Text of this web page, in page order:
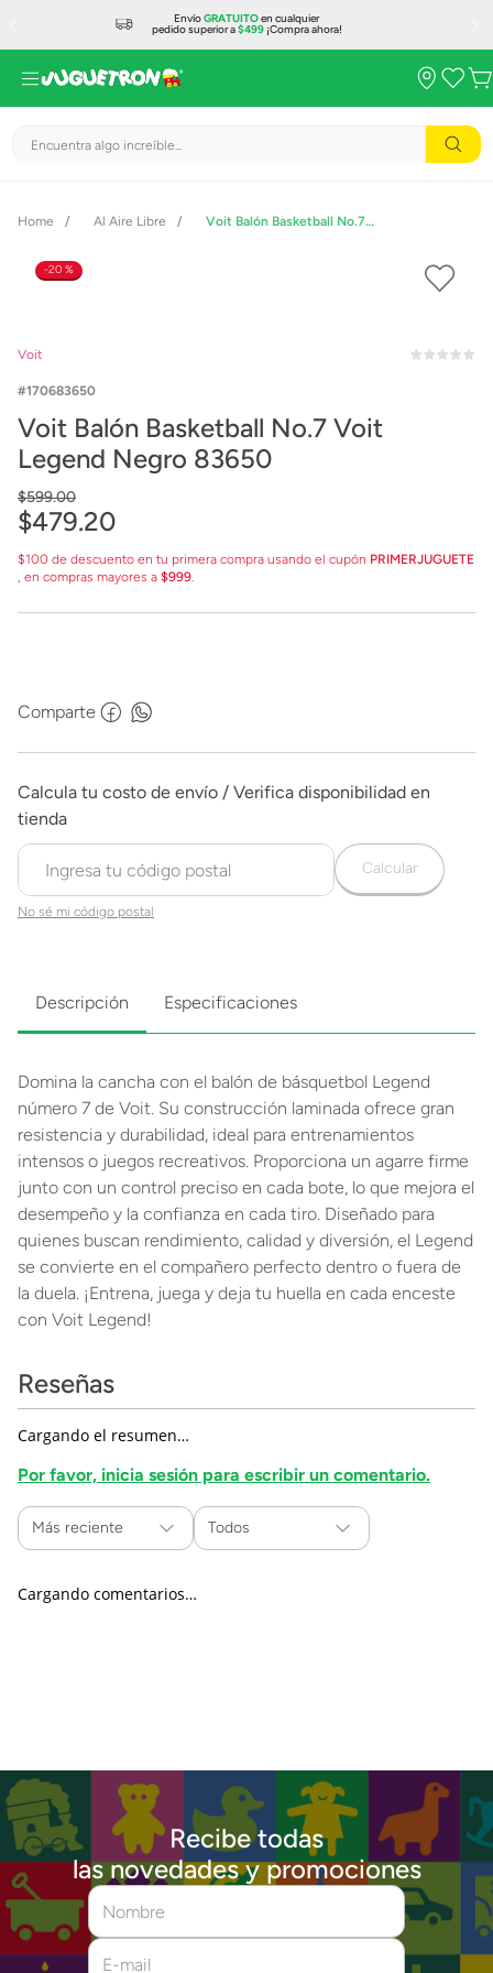
EnvíoGRATUITOen cualquier
pedido superior a$499¡Compra ahora!
Encuentra algo increíble...
Al Aire Libre Voit Balón Basketball No.7 Voit Legend Negro 83650
20 %
Voit
170683650
Voit Balón Basketball No.7 Voit
Legend Negro 83650
$599.00
$479.20
$100 de descuento en tu primera compra usando el cupón PRIMERJUGUETE
, en compras mayores a $999.
Comparte
No sé mi código postal
Calcular
Descripción Especificaciones
Domina la cancha con el balón de básquetbol Legend
número 7 de Voit. Su construcción laminada ofrece gran
resistencia y durabilidad, ideal para entrenamientos
intensos o juegos recreativos. Proporciona un agarre firme
junto con un control preciso en cada bote, lo que mejora el
desempeño y la confianza en cada tiro. Diseñado para
quienes buscan rendimiento, calidad y diversión, el Legend
se convierte en el compañero perfecto dentro o fuera de
la duela. ¡Entrena, juega y deja tu huella en cada enceste
con Voit Legend!
Reseñas
Cargando el resumen…
Por favor, inicia sesión para escribir un comentario.
Más reciente Todos
Cargando comentarios…
Recibe todas
las novedades y promociones